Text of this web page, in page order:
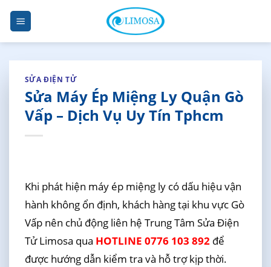
Skip
content
SỬA ĐIỆN TỬ
Sửa Máy Ép Miệng Ly Quận Gò
Vấp – Dịch Vụ Uy Tín Tphcm
Khi phát hiện máy ép miệng ly có dấu hiệu vận
hành không ổn định, khách hàng tại khu vực Gò
Vấp nên chủ động liên hệ Trung Tâm Sửa Điện
Tử Limosa qua HOTLINE 0776 103 892để
được hướng dẫn kiểm tra và hỗ trợ kịp thời.